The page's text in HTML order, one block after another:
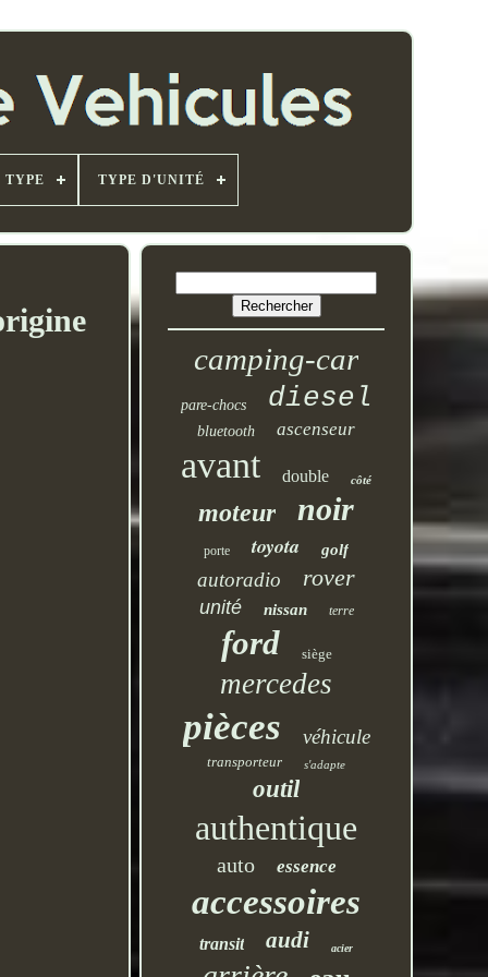
TYPE TYPE D'UNITÉ
camping-car
pare-chocs diesel
bluetooth ascenseur
avant double côté
moteur noir
porte toyota golf
autoradio rover
unité nissan terre
ford siège
mercedes
pièces véhicule
transporteur s'adapte
outil
authentique
auto essence
accessoires
transit audi acier